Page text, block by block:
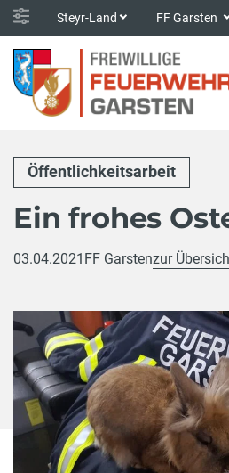
Steyr-Land FF Garsten
Öffentlichkeitsarbeit
Ein frohes
03.04.2021 FF Garstenzur